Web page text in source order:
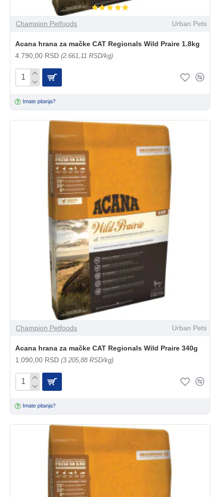
Champion Petfoods Urban Pets
Acana hrana za mačke CAT Regionals Wild Praire 1.8kg
4.790,00 RSD (2.661,11 RSD/kg)
Imate pitanja?
Champion Petfoods Urban Pets
Acana hrana za mačke CAT Regionals Wild Praire 340g
1.090,00 RSD (3.205,88 RSD/kg)
Imate pitanja?